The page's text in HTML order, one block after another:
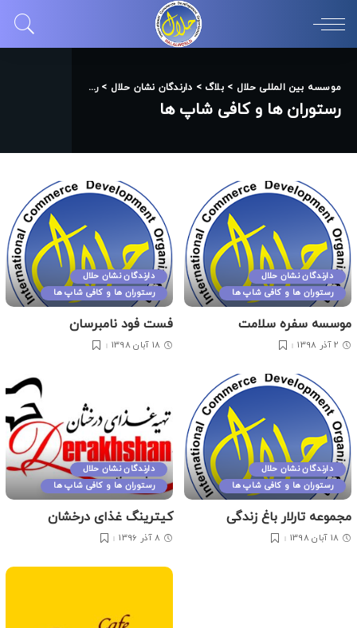
موسسه بین المللی حلال >بلاگ > دارندگان نشان حلال >رستوران ها و کافی شاپ ها
رستوران ها و کافی شاپ ها
دارندگان نشان حلال
رستوران ها و کافی شاپ ها
موسسه سفره سلامت
2 آذر 1398
دارندگان نشان حلال
رستوران ها و کافی شاپ ها
فست فود نامبرسان
18 آبان 1398
دارندگان نشان حلال
رستوران ها و کافی شاپ ها
مجموعه تارلار باغ زندگی
18 آبان 1398
دارندگان نشان حلال
رستوران ها و کافی شاپ ها
کیترینگ غذای درخشان
8 آذر 1396